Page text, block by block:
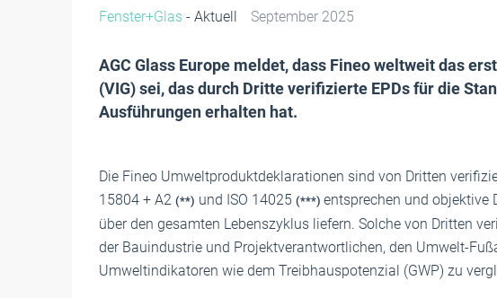
Fenster+Glas - Aktuell September 2025
AGC Glass Europe meldet, dass Fineo weltweit das
(VIG) sei, das durch Dritte verifizierte EPDs für die
Ausführungen erhalten hat.
Die Fineo Umweltproduktdeklarationen sind von Dritten
15804 + A2 (**) und ISO 14025 (***) entsprechen und objektive
über den gesamten Lebenszyklus liefern. Solche von Dritten
der Bauindustrie und Projektverantwortlichen, den Umwelt-
Umweltindikatoren wie dem Treibhauspotenzial (GWP) zu